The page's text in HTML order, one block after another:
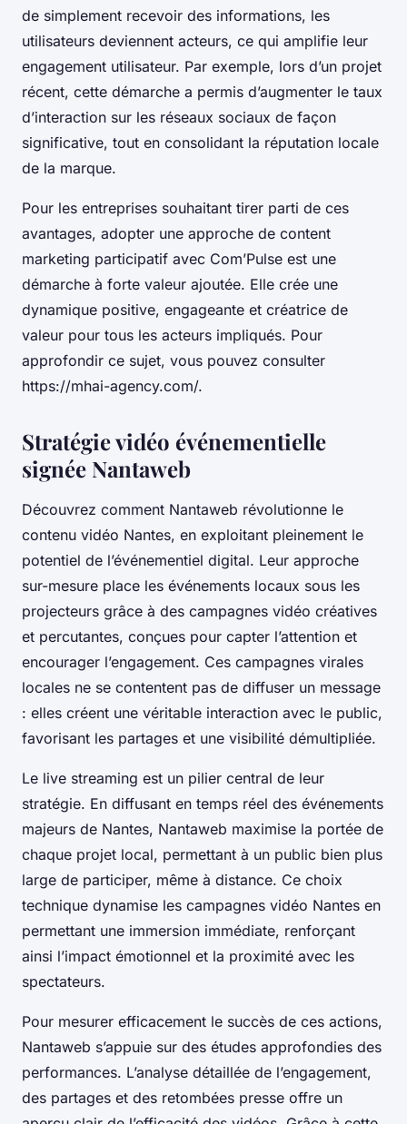
de simplement recevoir des informations, les
utilisateurs deviennent acteurs, ce qui amplifie leur
engagement utilisateur. Par exemple, lors d’un projet
récent, cette démarche a permis d’augmenter le taux
d’interaction sur les réseaux sociaux de façon
significative, tout en consolidant la réputation locale
de la marque.
Pour les entreprises souhaitant tirer parti de ces
avantages, adopter une approche de content
marketing participatif avec Com’Pulse est une
démarche à forte valeur ajoutée. Elle crée une
dynamique positive, engageante et créatrice de
valeur pour tous les acteurs impliqués. Pour
approfondir ce sujet, vous pouvez consulter
https://mhai-agency.com/.
Stratégie vidéo événementielle
signée Nantaweb
Découvrez comment Nantaweb révolutionne le
contenu vidéo Nantes, en exploitant pleinement le
potentiel de l’événementiel digital. Leur approche
sur-mesure place les événements locaux sous les
projecteurs grâce à des campagnes vidéo créatives
et percutantes, conçues pour capter l’attention et
encourager l’engagement. Ces campagnes virales
locales ne se contentent pas de diffuser un message
: elles créent une véritable interaction avec le public,
favorisant les partages et une visibilité démultipliée.
Le live streaming est un pilier central de leur
stratégie. En diffusant en temps réel des événements
majeurs de Nantes, Nantaweb maximise la portée de
chaque projet local, permettant à un public bien plus
large de participer, même à distance. Ce choix
technique dynamise les campagnes vidéo Nantes en
permettant une immersion immédiate, renforçant
ainsi l’impact émotionnel et la proximité avec les
spectateurs.
Pour mesurer efficacement le succès de ces actions,
Nantaweb s’appuie sur des études approfondies des
performances. L’analyse détaillée de l’engagement,
des partages et des retombées presse offre un